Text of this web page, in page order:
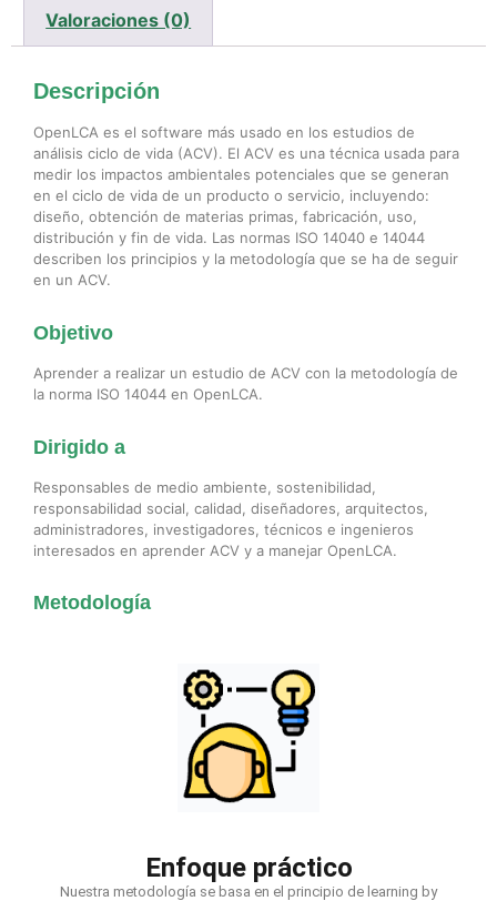
Valoraciones (0)
Descripción
OpenLCA es el software más usado en los estudios de
análisis ciclo de vida (ACV). El ACV es una técnica usada para
medir los impactos ambientales potenciales que se generan
en el ciclo de vida de un producto o servicio, incluyendo:
diseño, obtención de materias primas, fabricación, uso,
distribución y fin de vida. Las normas ISO 14040 e 14044
describen los principios y la metodología que se ha de seguir
en un ACV.
Objetivo
Aprender a realizar un estudio de ACV con la metodología de
la norma ISO 14044 en OpenLCA.
Dirigido a
Responsables de medio ambiente, sostenibilidad,
responsabilidad social, calidad, diseñadores, arquitectos,
administradores, investigadores, técnicos e ingenieros
interesados en aprender ACV y a manejar OpenLCA.
Metodología
Enfoque práctico
Nuestra metodología se basa en el principio de learning by